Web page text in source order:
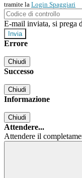
tramite la Login Spaggiari
E-mail inviata, si prega
Errore
Chiudi
Successo
Chiudi
Informazione
Chiudi
Attendere...
Attendere il